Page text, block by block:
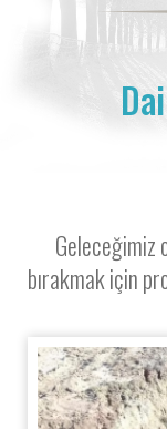
Geleceğimiz
bırakmak için